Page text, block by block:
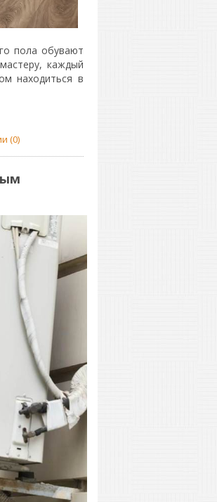
пола обувают
каждый
находиться в
(0)